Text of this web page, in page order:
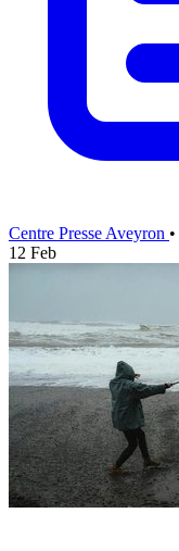
Centre Presse Aveyron •
12 Feb